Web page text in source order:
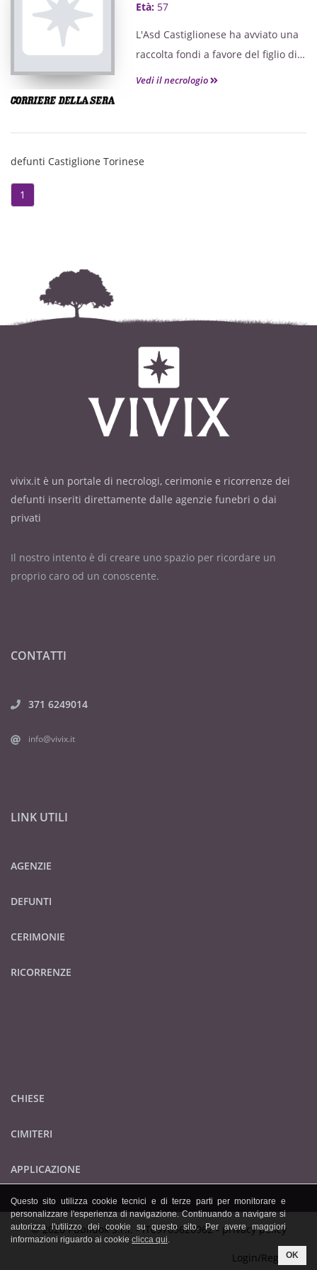
Età: 57
L'Asd Castiglionese ha avviato una
raccolta fondi a favore del figlio di
Sebastiano: un'ulteriore
dimenticheremo, e riposa in pace!»,
Vedi il necrologio
defunti Castiglione Torinese
1
vivix.it è un portale di necrologi, cerimonie e ricorrenze dei
defunti inseriti direttamente dalle agenzie funebri o dai
privati
Il nostro intento è di creare uno spazio per ricordare un
proprio caro od un conoscente.
CONTATTI
371 6249014
info@vivix.it
LINK UTILI
AGENZIE
DEFUNTI
CERIMONIE
RICORRENZE
CHIESE
CIMITERI
APPLICAZIONE
© 2026 Publidok S.r.l. - IT09705620962 - privacy policy
Login/Registrati
Questo sito utilizza cookie tecnici e di terze parti per monitorare e
personalizzare l'esperienza di navigazione. Continuando a navigare si
autorizza l'utilizzo dei cookie su questo sito. Per avere maggiori
informazioni riguardo ai cookie clicca qui.
OK